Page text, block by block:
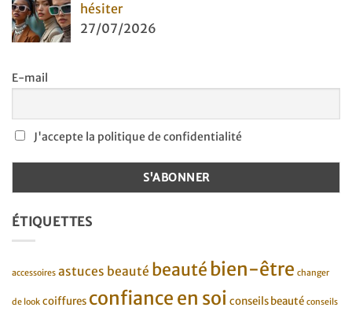
hésiter
27/07/2026
E-mail
J'accepte la politique de confidentialité
ÉTIQUETTES
accessoires astuces beauté beauté bien-être changer
de look coiffures confiance en soi conseils beauté conseils